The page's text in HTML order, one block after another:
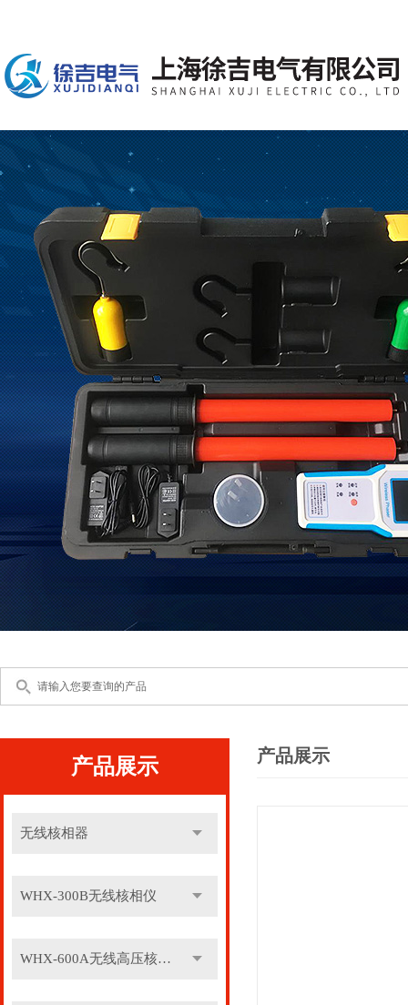
产品展示
无线核相器
WHX-300B无线核相仪
WHX-600A无线高压核相仪
产品展示